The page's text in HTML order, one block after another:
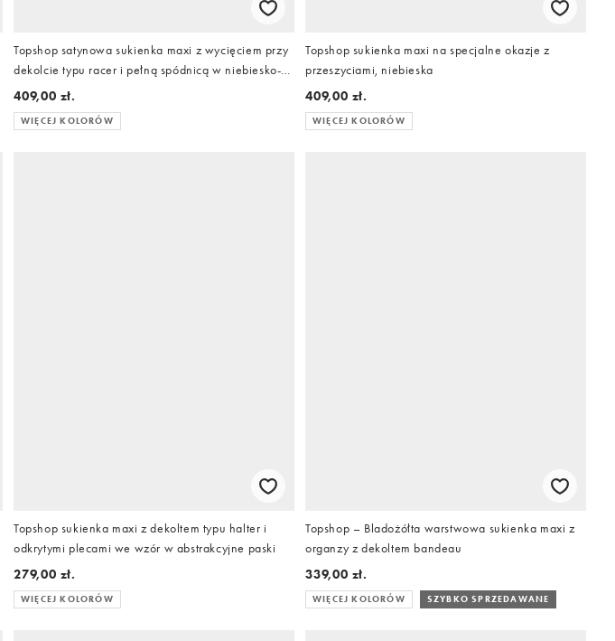
Topshop satynowa sukienka maxi z wycięciem przy
dekolcie typu racer i pełną spódnicą w niebiesko-
różowy wyrazisty kwiatowy wzór
409,00 zł.
WIĘCEJ KOLORÓW
Topshop sukienka maxi na specjalne okazje z
przeszyciami, niebieska
409,00 zł.
WIĘCEJ KOLORÓW
Topshop sukienka maxi z dekoltem typu halter i
odkrytymi plecami we wzór w abstrakcyjne paski
279,00 zł.
WIĘCEJ KOLORÓW
Topshop – Bladożółta warstwowa sukienka maxi z
organzy z dekoltem bandeau
339,00 zł.
WIĘCEJ KOLORÓW SZYBKO SPRZEDAWANE